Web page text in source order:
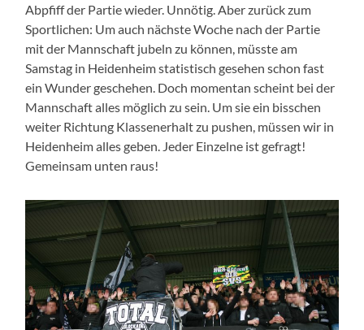
Abpfiff der Partie wieder. Unnötig. Aber zurück zum
Sportlichen: Um auch nächste Woche nach der Partie
mit der Mannschaft jubeln zu können, müsste am
Samstag in Heidenheim statistisch gesehen schon fast
ein Wunder geschehen. Doch momentan scheint bei der
Mannschaft alles möglich zu sein. Um sie ein bisschen
weiter Richtung Klassenerhalt zu pushen, müssen wir in
Heidenheim alles geben. Jeder Einzelne ist gefragt!
Gemeinsam unten raus!